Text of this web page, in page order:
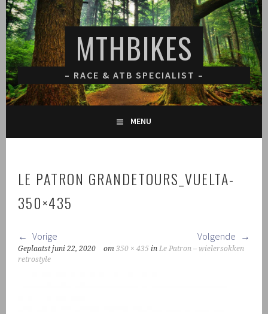
Spring
naar
inhoud
MTHBIKES
– RACE & ATB SPECIALIST –
MENU
LE PATRON GRANDETOURS_VUELTA-
350×435
Vorige Volgende
Geplaatstjuni 22, 2020 om350 × 435 inLe Patron – wielersokken
retrostyle